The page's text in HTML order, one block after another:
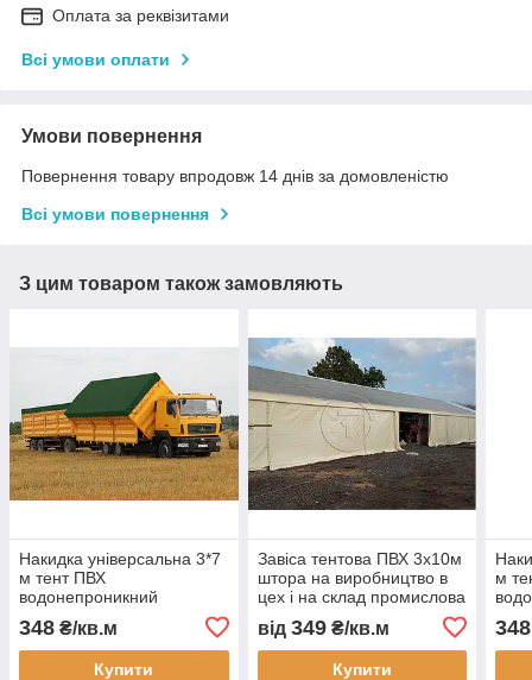
Оплата за реквізитами
Всі умови оплати
Умови повернення
Повернення товару впродовж 14 днів за домовленістю
Всі умови повернення
З цим товаром також замовляють
Накидка універсальна 3*7
м тент ПВХ
водонепроникний
тент захисний тент на
замовлення доставка
348 ₴/кв.м
Купити
Завіса тентова ПВХ 3х10м
штора на виробництво в
цех і на склад промислова
водонепроникна завіса
ПВХ для СТО
від 349₴/кв.м
Купити
м
348